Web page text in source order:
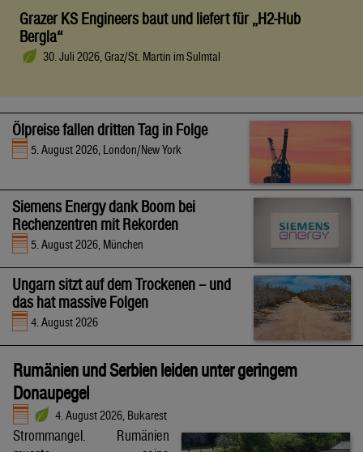
Grazer KS Engineers baut und liefert für „H2-Hub
Bergla“
30. Juli 2026, Graz/St. Martin im Sulmtal
Ölpreise fallen dritten Tag in Folge
5. August 2026, London/New York
Siemens Energy dank Boom bei
Rechenzentren mit Rekorden
5. August 2026, München
Ungarn sitzt auf dem Trockenen – und
das hat massive Folgen
4. August 2026
Rumänien und Serbien leiden unter geringem
Donaupegel
4. August 2026, Bukarest
Strommangel. Rumänien